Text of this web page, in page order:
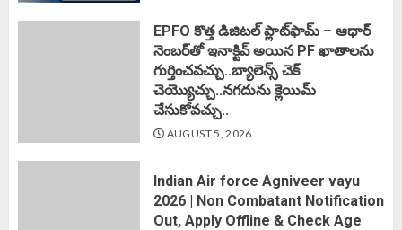
EPFO కొత్త డిజిటల్ ప్లాట్‌ఫామ్‌ – ఆధార్
నెంబర్‌తో ఇనాక్టివ్ అయిన PF ఖాతాలను
గుర్తించవచ్చు..బ్యాలెన్స్ చెక్
చెయ్యొచ్చు..నగదును క్లెయిమ్
చేసుకోవచ్చు..
AUGUST 5, 2026
Indian Air force Agniveer vayu
2026 | Non Combatant Notification
Out, Apply Offline & Check Age